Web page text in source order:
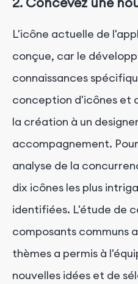
L'icône actuelle de
conçue, car le
connaissances
conception d'icônes et
la création à un
accompagnement.
analyse de la
dix icônes les plus
identifiées. L'étude de
composants communs
thèmes a permis à
nouvelles idées et de